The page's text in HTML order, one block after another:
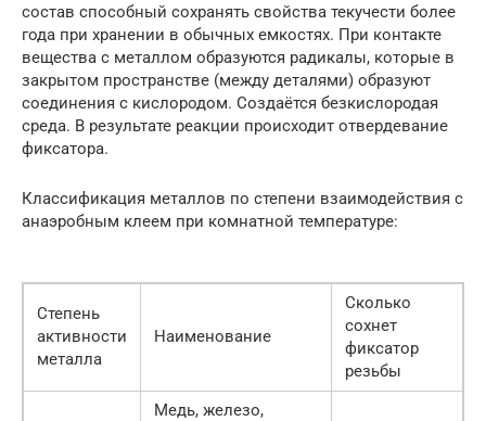
состав способный сохранять свойства текучести более
года при хранении в обычных емкостях. При контакте
вещества с металлом образуются радикалы, которые в
закрытом пространстве (между деталями) образуют
соединения с кислородом. Создаётся безкислородая
среда. В результате реакции происходит отвердевание
фиксатора.
Классификация металлов по степени взаимодействия с
анаэробным клеем при комнатной температуре:
Степень
активности
металла
Наименование
Сколько
сохнет
фиксатор
резьбы
Медь, железо,